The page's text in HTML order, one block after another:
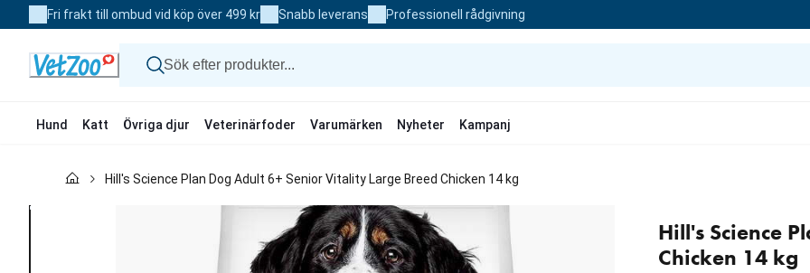
to
Fri frakt till ombud vid köp över 499 kr Snabb leverans Professionell rådgivning
Hund Katt Övriga djur Veterinärfoder Varumärken Nyheter Kampanj
Hill's Science Plan Dog Adult 6+ Senior Vitality Large Breed Chicken 14 kg
Hill's Science
Chicken 14 kg